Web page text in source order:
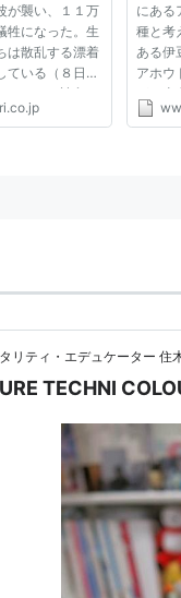
が襲い、１１万
牲になった。生
は散乱する漂着
ている（８日、
ドウェー諸島の
洋写真家の杉
にある
種と考
ある伊
アホウ
が、
究チー
リティ・エデュケーター 住
TECHNI